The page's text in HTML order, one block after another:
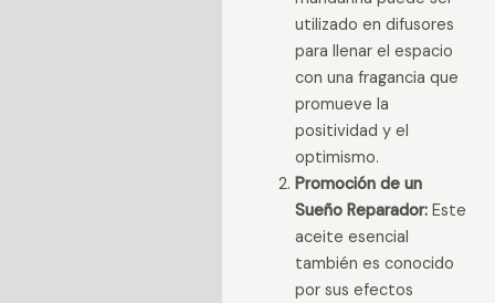
utilizado en difusores
para llenar el espacio
con una fragancia que
promueve la
positividad y el
optimismo.
Promoción de un
Sueño Reparador:Este
aceite esencial
también es conocido
por sus efectos